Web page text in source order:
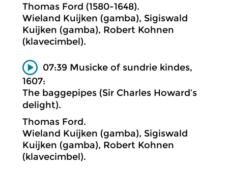
Thomas Ford (1580-1648).
Wieland Kuijken (gamba), Sigiswald
Kuijken (gamba), Robert Kohnen
(klavecimbel).
07:39 Musicke of sundrie kindes,
1607:
The baggepipes (Sir Charles Howard’s
delight).
Thomas Ford.
Wieland Kuijken (gamba), Sigiswald
Kuijken (gamba), Robert Kohnen
(klavecimbel).